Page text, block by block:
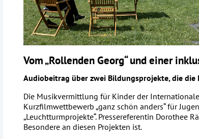
Vom „Rollenden Georg“ und einer
Audiobeitrag über zwei Bildungsprojekte, die
Die Musikvermittlung für Kinder der
Kurzfilmwettbewerb „ganz schön anders“ für
„Leuchtturmprojekte“. Pressereferentin Dorothee
Besondere an diesen Projekten ist.